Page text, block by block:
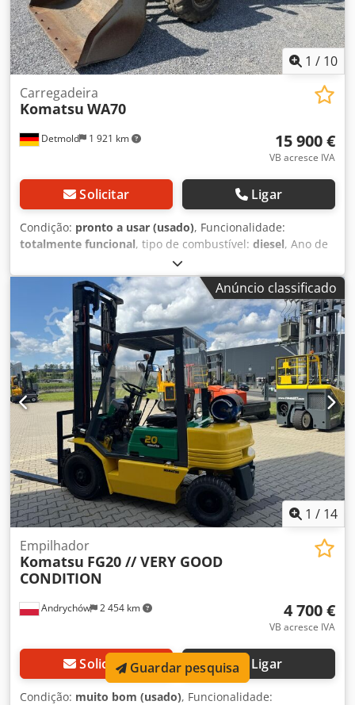
1 / 10
Detmold 1 921 km
Carregadeira
Komatsu WA70
15 900 €
VB acresce IVA
Solicitar Ligar
Condição: pronto a usar (usado), Funcionalidade:
totalmente funcional, tipo de combustível: diesel, Ano de
, horas de funcionamento:
Equipamento:cabina, tração integral, Retroescavadora de
rodas Komatsu WA70, ano de fabricação 2013, com 6.210
horas de utilização. Transporte e entrega possíveis.
Inspeção disponível mediante agendamento, também aos
fins de semana. Chodpfx Aszi Hayjkqoa
Anúncio classificado
1 / 14
Andrychów 2 454 km
Empilhador
Komatsu FG20 // VERY GOOD
CONDITION
4 700 €
VB acresce IVA
Solicitar Ligar
Condição: muito bom (usado), Funcionalidade:
Guardar pesquisa